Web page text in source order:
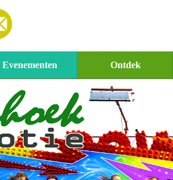
Evenementen Ontdek